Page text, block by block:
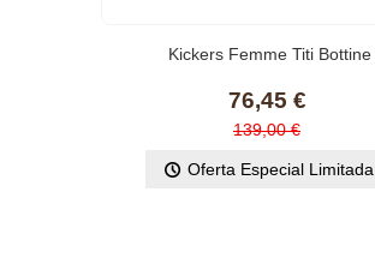
Kickers Femme Titi Bottine
76,45 €
139,00 €
Oferta Especial Limitada